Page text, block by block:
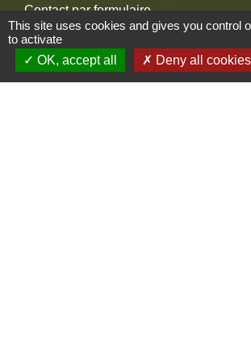
Contact par formulaire
Adresse mail
contact@commune-de-merris.fr
This site uses cookies and gives you control
to activate
OK, accept all
Deny all cookies